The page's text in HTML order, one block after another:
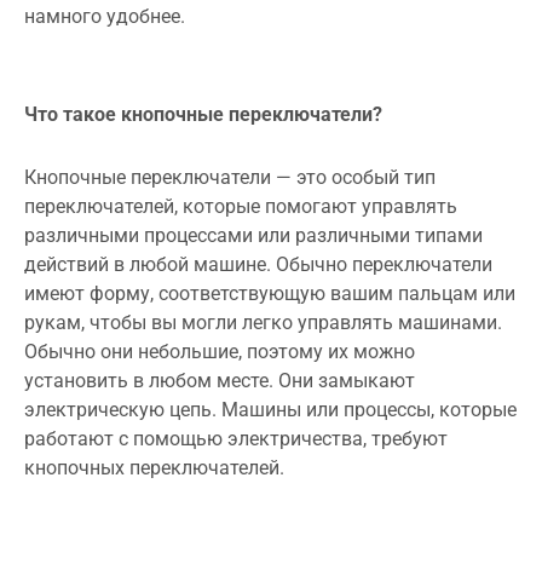
намного удобнее.
Что такое кнопочные переключатели?
Кнопочные переключатели — это особый тип
переключателей, которые помогают управлять
различными процессами или различными типами
действий в любой машине. Обычно переключатели
имеют форму, соответствующую вашим пальцам или
рукам, чтобы вы могли легко управлять машинами.
Обычно они небольшие, поэтому их можно
установить в любом месте. Они замыкают
электрическую цепь. Машины или процессы, которые
работают с помощью электричества, требуют
кнопочных переключателей.